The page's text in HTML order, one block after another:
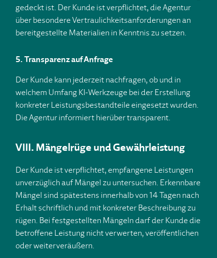
gedeckt ist. Der Kunde ist verpflichtet, die Agentur
über besondere Vertraulichkeitsanforderungen an
bereitgestellte Materialien in Kenntnis zu setzen.
5. Transparenz auf Anfrage
Der Kunde kann jederzeit nachfragen, ob und in
welchem Umfang KI-Werkzeuge bei der Erstellung
konkreter Leistungsbestandteile eingesetzt wurden.
Die Agentur informiert hierüber transparent.
VIII. Mängelrüge und Gewährleistung
Der Kunde ist verpflichtet, empfangene Leistungen
unverzüglich auf Mängel zu untersuchen. Erkennbare
Mängel sind spätestens innerhalb von 14 Tagen nach
Erhalt schriftlich und mit konkreter Beschreibung zu
rügen. Bei festgestellten Mängeln darf der Kunde die
betroffene Leistung nicht verwerten, veröffentlichen
oder weiterveräußern.